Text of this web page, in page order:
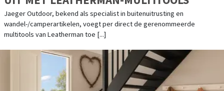
Jaeger Outdoor, bekend als specialist in buitenuitrusting en
wandel-/camperartikelen, voegt per direct de gerenommeerde
multitools van Leatherman toe [...]